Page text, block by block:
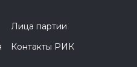
Лица партии
Контакты РИК